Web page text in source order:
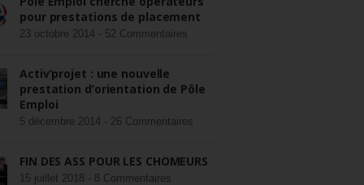
pour prestations de placement
23 octobre 2014 - 52 Commentaires
Activ’projet : une nouvelle
prestation d’orientation de Pôle
Emploi
5 décembre 2014 - 26 Commentaires
FIN DES ASS POUR LES CHÔMEURS
15 juillet 2018 - 8 Commentaires